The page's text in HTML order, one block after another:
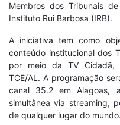
Membros dos Tribunais
Instituto Rui Barbosa (IRB).
A iniciativa tem como
conteúdo institucional dos
por meio da TV Cidadã,
TCE/AL. A programação
canal 35.2 em Alagoas,
simultânea via streaming,
de qualquer lugar do mundo.